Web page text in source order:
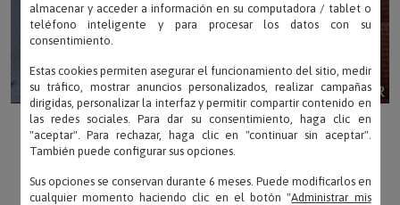
almacenar y acceder a información en su computadora / tablet o
teléfono inteligente y para procesar los datos con su
consentimiento.
Estas cookies permiten asegurar el funcionamiento del sitio, medir
su tráfico, mostrar anuncios personalizados, realizar campañas
dirigidas, personalizar la interfaz y permitir compartir contenido en
las redes sociales. Para dar su consentimiento, haga clic en
"aceptar". Para rechazar, haga clic en "continuar sin aceptar".
También puede configurar sus opciones.
Sus opciones se conservan durante 6 meses. Puede modificarlos en
cualquier momento haciendo clic en el botón "Administrar mis